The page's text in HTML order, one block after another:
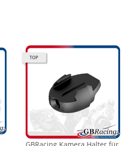
TOP